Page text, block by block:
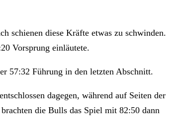
schienen diese Kräfte etwas zu schwinden.
Vorsprung einläutete.
57:32 Führung in den letzten Abschnitt.
dagegen, während auf Seiten der
die Bulls das Spiel mit 82:50 dann